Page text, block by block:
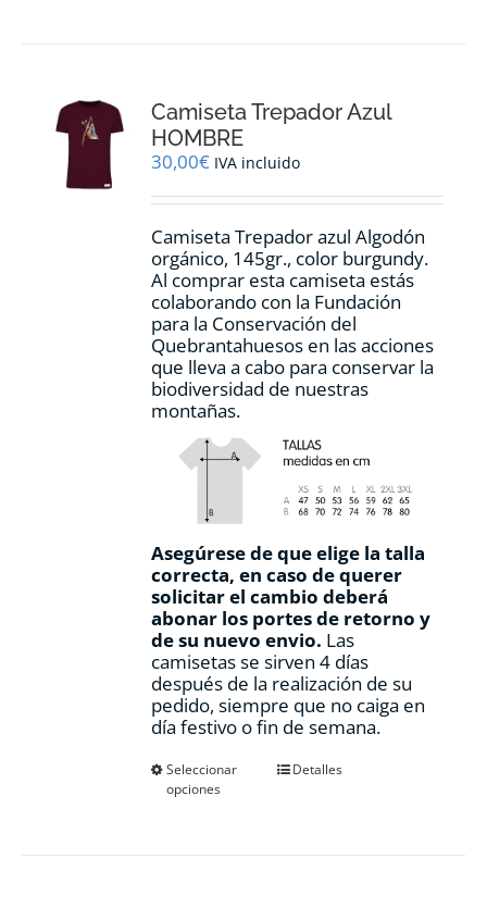
Camiseta Trepador Azul
HOMBRE
30,00€ IVA incluido
Camiseta Trepador azul Algodón
orgánico, 145gr., color burgundy.
Al comprar esta camiseta estás
colaborando con la Fundación
para la Conservación del
Quebrantahuesos en las acciones
que lleva a cabo para conservar la
biodiversidad de nuestras
montañas.
Asegúrese de que elige la talla
correcta, en caso de querer
solicitar el cambio deberá
abonar los portes de retorno y
de su nuevo envio. Las
camisetas se sirven 4 días
después de la realización de su
pedido, siempre que no caiga en
día festivo o fin de semana.
Seleccionar
opciones
EsteDetalles